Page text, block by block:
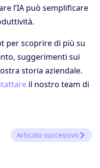
l’IA può semplificare
per scoprire di più su
suggerimenti sui
storia aziendale.
il nostro team di
Articolo successivo